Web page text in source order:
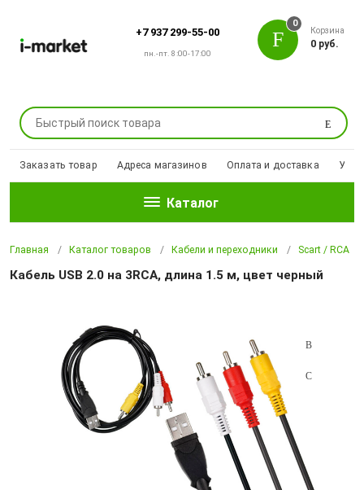
+7 937 299-55-00
пн.-пт. 8:00-17:00
Поиск
0
Корзина
0 руб.
Заказать товар Адреса магазинов Оплата и доставка
Каталог
Главная Каталог товаров Кабели и переходники Scart / RCA
Кабель USB 2.0 на 3RCA, длина 1.5 м, цвет черный